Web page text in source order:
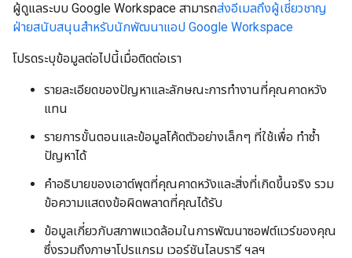
ผู้ดูแลระบบ Google Workspace สามารถส่งอีเมลถึงผู้เชี่ยวชาญ
ฝ่ายสนับสนุนสำหรับนักพัฒนาแอป Google Workspace
โปรดระบุข้อมูลต่อไปนี้เมื่อติดต่อเรา
รายละเอียดของปัญหาและลักษณะการทำงานที่คุณคาดหวัง
แทน
รายการขั้นตอนและข้อมูลโค้ดตัวอย่างเล็กๆ ที่ใช้เพื่อ ทำซ้ำ
ปัญหาได้
คำอธิบายของเอาต์พุตที่คุณคาดหวังและสิ่งที่เกิดขึ้นจริง รวม
ข้อความแสดงข้อผิดพลาดที่คุณได้รับ
ข้อมูลเกี่ยวกับสภาพแวดล้อมในการพัฒนาซอฟต์แวร์ของคุณ
ซึ่งรวมถึงภาษาโปรแกรม เวอร์ชันไลบรารี ฯลฯ